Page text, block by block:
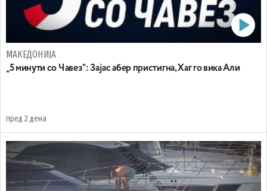
МАКЕДОНИЈА
„5 минути со Чавез“: Зајас абер пристигна, Хаг го вика Али
пред 2 дена